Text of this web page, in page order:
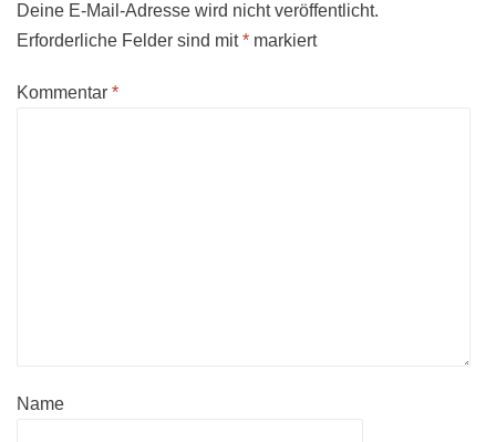
Deine E-Mail-Adresse wird nicht veröffentlicht.
Erforderliche Felder sind mit* markiert
Kommentar *
Name